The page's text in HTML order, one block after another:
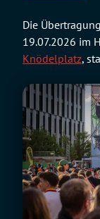
Die
19.07.2026 im
Knödelplatz,